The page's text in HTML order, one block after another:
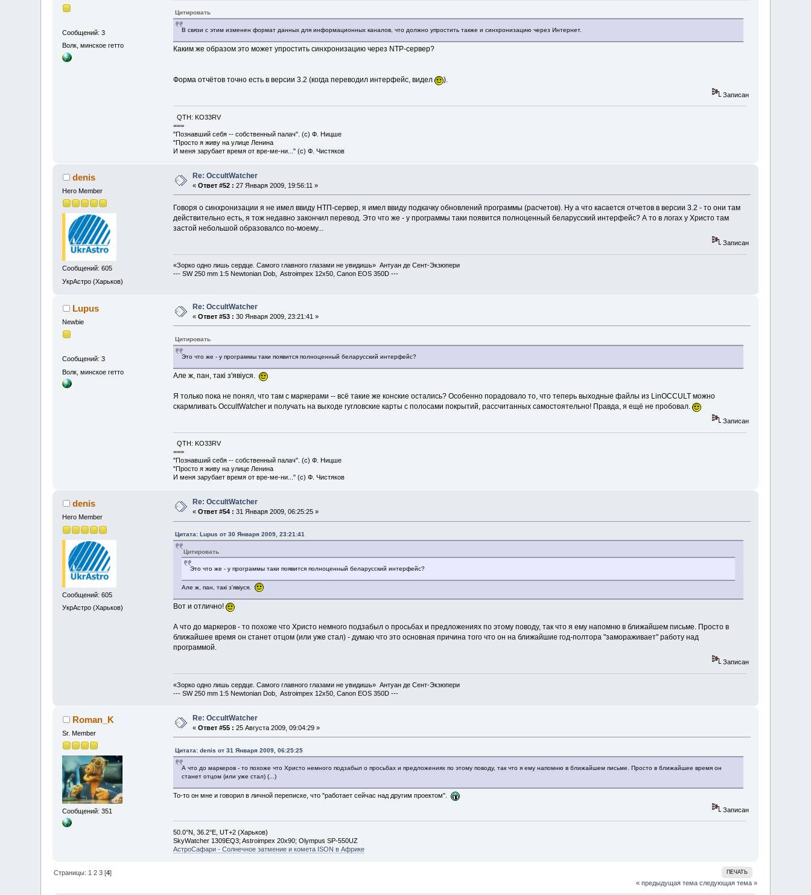
Сообщений: 3
Волк, минское гетто
Цитировать
В связи с этим изменен формат данных для информационных каналов, что должно упростить также и синхронизацию через Интернет.
Каким же образом это может упростить синхронизацию через NTP-сервер?
Форма отчётов точно есть в версии 3.2 (когда переводил интерфейс, видел ).
Записан
QTH: KO33RV
===
"Познавший себя -- собственный палач". (с) Ф. Ницше
"Просто я живу на улице Ленина
И меня зарубает время от вре-ме-ни..." (с) Ф. Чистяков
denis
Hero Member
Сообщений: 605
УкрАстро (Харьков)
Re: OccultWatcher
«Ответ #52 : 27 Января 2009, 19:56:11 »
Говоря о синхронизации я не имел ввиду НТП-сервер, я имел ввиду подкачку обновлений программы (расчетов). Ну а что касается отчетов в версии 3.2 - то они там
действительно есть, я тож недавно закончил перевод. Это что же - у программы таки появится полноценный беларусский интерфейс? А то в логах у Христо там
застой небольшой образовалсо по-моему...
Записан
«Зорко одно лишь сердце. Самого главного глазами не увидишь» Антуан де Сент-Экзюпери
--- SW 250 mm 1:5 Newtonian Dob, Astroimpex 12x50, Canon EOS 350D ---
Lupus
Newbie
Сообщений: 3
Волк, минское гетто
Re: OccultWatcher
«Ответ #53 : 30 Января 2009, 23:21:41 »
Цитировать
Это что же - у программы таки появится полноценный беларусский интерфейс?
Але ж, пан, такi з'явiуся.
Я только пока не понял, что там с маркерами -- всё такие же конские остались? Особенно порадовало то, что теперь выходные файлы из LinOCCULT можно
скармливать OccultWatcher и получать на выходе гугловские карты с полосами покрытий, рассчитанных самостоятельно! Правда, я ещё не пробовал.
Записан
QTH: KO33RV
===
"Познавший себя -- собственный палач". (с) Ф. Ницше
"Просто я живу на улице Ленина
И меня зарубает время от вре-ме-ни..." (с) Ф. Чистяков
denis
Hero Member
Сообщений: 605
УкрАстро (Харьков)
Re: OccultWatcher
«Ответ #54 : 31 Января 2009, 06:25:25 »
Цитата: Lupus от 30 Января 2009, 23:21:41
Цитировать
Это что же - у программы таки появится полноценный беларусский интерфейс?
Але ж, пан, такi з'явiуся.
Вот и отлично!
А что до маркеров - то похоже что Христо немного подзабыл о просьбах и предложениях по этому поводу, так что я ему напомню в ближайшем письме. Просто в
ближайшее время он станет отцом (или уже стал) - думаю что это основная причина того что он на ближайшие год-полтора "замораживает" работу над
программой.
Записан
«Зорко одно лишь сердце. Самого главного глазами не увидишь» Антуан де Сент-Экзюпери
--- SW 250 mm 1:5 Newtonian Dob, Astroimpex 12x50, Canon EOS 350D ---
Roman_K
Sr. Member
Сообщений: 351
Re: OccultWatcher
«Ответ #55 : 25 Августа 2009, 09:04:29 »
Цитата: denis от 31 Января 2009, 06:25:25
А что до маркеров - то похоже что Христо немного подзабыл о просьбах и предложениях по этому поводу, так что я ему напомню в ближайшем письме. Просто в ближайшее время он
станет отцом (или уже стал) (...)
То-то он мне и говорил в личной переписке, что "работает сейчас над другим проектом".
Записан
50.0°N, 36.2°E, UT+2 (Харьков)
SkyWatcher 1309EQ3; Astroimpex 20х90; Olympus SP-550UZ
АстроСафари - Солнечное затмение и комета ISON в Африке
ПЕЧАТЬ
Страницы: 1 2 3 [4]
« предыдущая тема следующая тема »